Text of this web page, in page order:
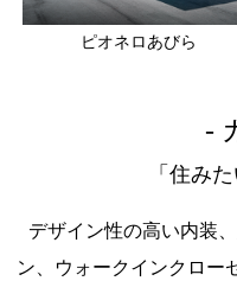
ピオネロあびら
-
「住み
デザイン性の高い内装
ン、ウォークインクロー